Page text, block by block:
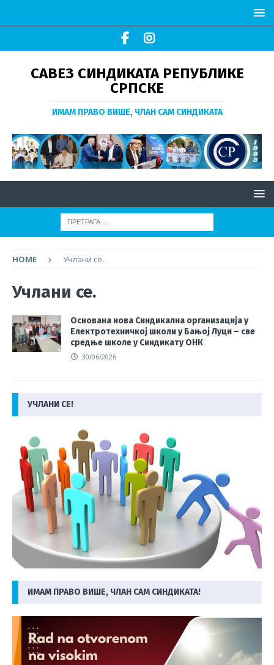
САВЕЗ СИНДИКАТА РЕПУБЛИКЕ
СРПСКЕ
ИМАМ ПРАВО ВИШЕ, ЧЛАН САМ СИНДИКАТА
HOME Учлани се.
Учлани се.
Основана нова Синдикална организација у
Електротехничкој школи у Бањој Луци – све
средње школе у Синдикату ОНК
30/06/2026
УЧЛАНИ СЕ!
ИМАМ ПРАВО ВИШЕ, ЧЛАН САМ СИНДИКАТА!